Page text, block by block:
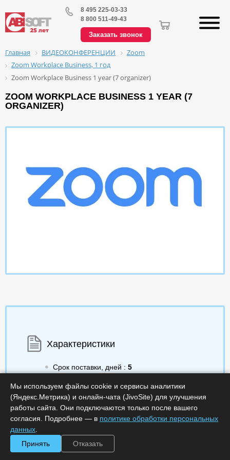
8 495 225-03-33
8 800 511-49-43
Заказать звонок
Главная ВИДЕОКОНФЕРЕНЦИИ
Zoom
Zoom Workplace Business, 1 год
Zoom Workplace Business 1 year (7 organizer)
ZOOM WORKPLACE BUSINESS 1 YEAR (7
ORGANIZER)
Характеристики
Срок поставки, дней : 5
Код :0000-345399
Обработка заказа :в рабочее время
244 749.63 a
Мы используем файлы cookie и сервисы аналитики
(Яндекс.Метрика) и онлайн-чата (JivoSite) для улучшения
работы сайта. Они подключаются только после вашего
согласия. Подробнее — в политике обработки персональных
данных
Принять
Отказать